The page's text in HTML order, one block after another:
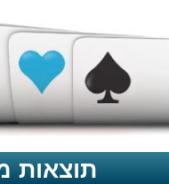
תוצאות